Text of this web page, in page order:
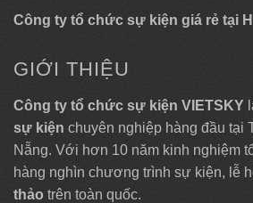
Công ty tổ chức sự kiện giá rẻ tại
GIỚI THIỆU
Công ty tổ chức sự kiện VIETSKY
sự kiện chuyên nghiệp hàng đầu tại
Nẵng. Với hơn 10 năm kinh nghiệm
hàng nghìn chương trình sự kiện, lễ
thảo trên toàn quốc.